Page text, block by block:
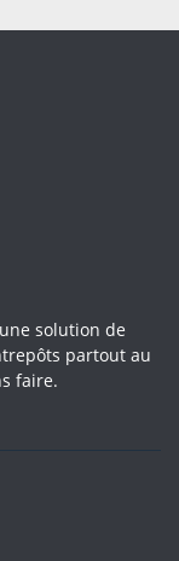
solution de
partout au
faire.